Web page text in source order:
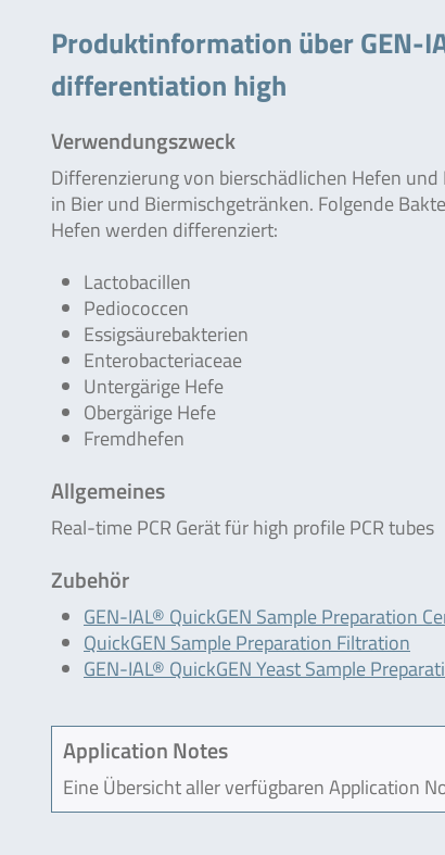
Produktinformation über GEN-
differentiation high
Verwendungszweck
Differenzierung von bierschädlichen Hefen und
in Bier und Biermischgetränken. Folgende
Hefen werden differenziert:
Lactobacillen
Pediococcen
Essigsäurebakterien
Enterobacteriaceae
Untergärige Hefe
Obergärige Hefe
Fremdhefen
Allgemeines
Real-time PCR Gerät für high profile PCR tubes
Zubehör
GEN-IAL® QuickGEN Sample Preparation
QuickGEN Sample Preparation Filtration
GEN-IAL® QuickGEN Yeast Sample
Application Notes
Eine Übersicht aller verfügbaren Application